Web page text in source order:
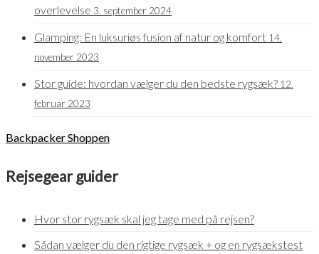
overlevelse 3. september 2024
Glamping: En luksuriøs fusion af natur og komfort 14.
november 2023
Stor guide: hvordan vælger du den bedste rygsæk? 12.
februar 2023
Backpacker Shoppen
Rejsegear guider
Hvor stor rygsæk skal jeg tage med på rejsen?
Sådan vælger du den rigtige rygsæk + og en rygsækstest